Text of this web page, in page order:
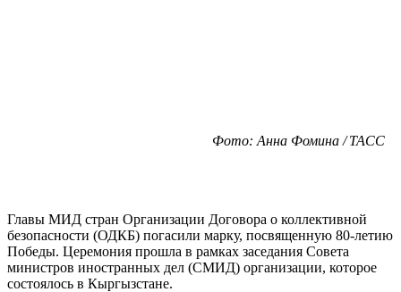
Фото: Анна Фомина / ТАСС
Главы МИД стран Организации Договора о коллективной
безопасности (ОДКБ) погасили марку, посвященную 80-летию
Победы. Церемония прошла в рамках заседания Совета
министров иностранных дел (СМИД) организации, которое
состоялось в Кыргызстане.